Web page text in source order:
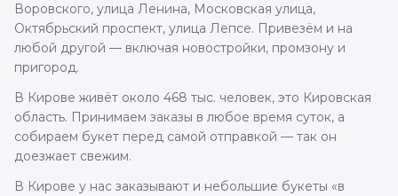
Воровского, улица Ленина, Московская улица,
Октябрьский проспект, улица Лепсе. Привезём и на
любой другой — включая новостройки, промзону и
пригород.
В Кирове живёт около 468 тыс. человек, это Кировская
область. Принимаем заказы в любое время суток, а
собираем букет перед самой отправкой — так он
доезжает свежим.
В Кирове у нас заказывают и небольшие букеты «в